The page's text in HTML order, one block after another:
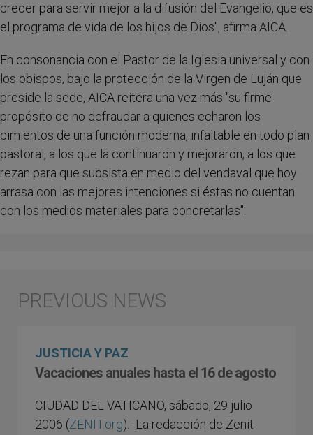
crecer para servir mejor a la difusión del Evangelio, que es
el programa de vida de los hijos de Dios", afirma AICA.
En consonancia con el Pastor de la Iglesia universal y con
los obispos, bajo la protección de la Virgen de Luján que
preside la sede, AICA reitera una vez más "su firme
propósito de no defraudar a quienes echaron los
cimientos de una función moderna, infaltable en todo plan
pastoral, a los que la continuaron y mejoraron, a los que
rezan para que subsista en medio del vendaval que hoy
arrasa con las mejores intenciones si éstas no cuentan
con los medios materiales para concretarlas".
JUSTICIA Y PAZ
Vacaciones anuales hasta el 16 de agosto
CIUDAD DEL VATICANO, sábado, 29 julio
2006 (ZENIT.org).- La redacción de Zenit